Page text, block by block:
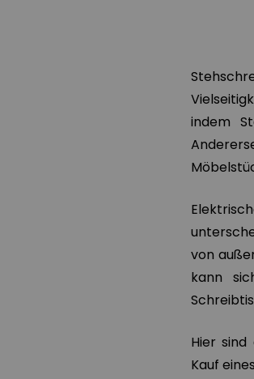
indem
von
kann
Hier
Kauf